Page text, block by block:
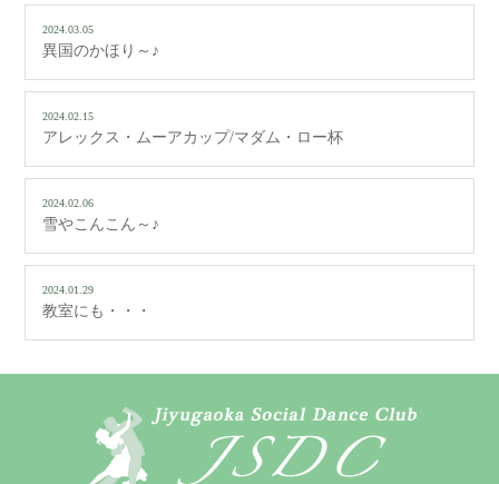
2024.03.05
異国のかほり～♪
2024.02.15
アレックス・ムーアカップ/マダム・ロー杯
2024.02.06
雪やこんこん～♪
2024.01.29
教室にも・・・